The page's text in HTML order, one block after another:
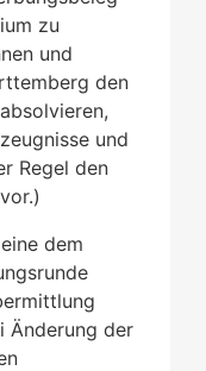
zu
und
den
und
Regel den
dem
Änderung der